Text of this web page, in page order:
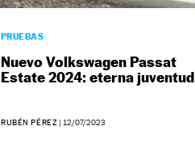
PRUEBAS
Nuevo Volkswagen Passat
Estate 2024: eterna juventud
RUBÉN PÉREZ | 12/07/2023